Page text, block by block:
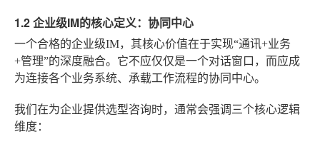
1.2 企业级IM的核心定义：协同中心
一个合格的企业级IM，其核心价值在于实现“通讯+业务
+管理”的深度融合。它不应仅仅是一个对话窗口，而应成
为连接各个业务系统、承载工作流程的协同中心。
我们在为企业提供选型咨询时，通常会强调三个核心逻辑
维度：